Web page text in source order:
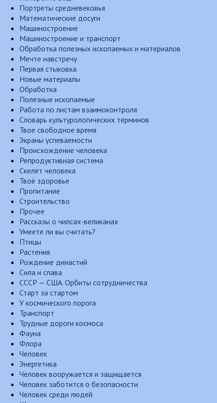
Портреты средневековья
Математические досуги
Машиностроение
Машиностроение и транспорт
Обработка полезных ископаемых и материалов
Мечте навстречу
Первая стыковка
Новые материалы
Обработка
Полезные ископаемые
Работа по листам взаимоконтроля
Словарь культурологических терминов
Твое свободное время
Экраны успеваемости
Происхождение человека
Репродуктивная система
Скелет человека
Твоё здоровье
Пропитание
Строительство
Прочее
Рассказы о чилсах-великанах
Умеете ли вы считать?
Птицы
Растения
Рождение династий
Сила и слава
СССР — США. Орбиты сотрудничества
Старт за стартом
У космического порога
Транспорт
Трудные дороги космоса
Фауна
Флора
Человек
Энергетика
Человек вооружается и защищается
Человек заботится о безопасности
Человек среди людей